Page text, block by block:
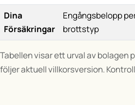
Dina
Försäkringar
Engångsbelopp
brottstyp
Tabellen visar ett urval av bolagen
följer aktuell villkorsversion.